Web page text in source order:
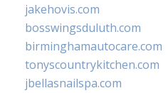
jakehovis.com
bosswingsduluth.com
birminghamautocare.com
tonyscountrykitchen.com
jbellasnailspa.com